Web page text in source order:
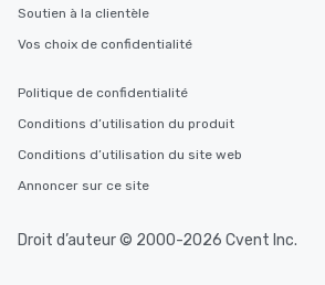
Soutien à la clientèle
Vos choix de confidentialité
Politique de confidentialité
Conditions d’utilisation du produit
Conditions d’utilisation du site web
Annoncer sur ce site
Droit d’auteur © 2000-2026 Cvent Inc.